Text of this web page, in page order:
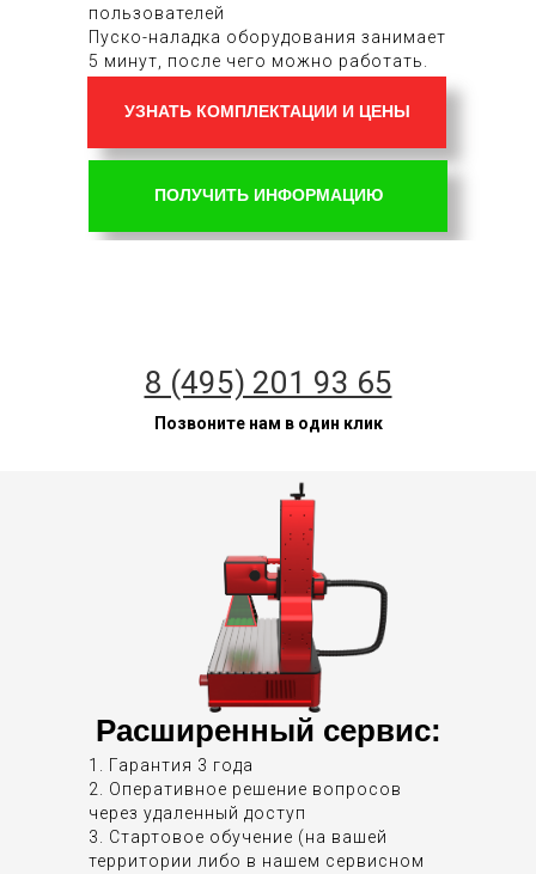
пользователей
Пуско-наладка оборудования занимает
5 минут, после чего можно работать.
УЗНАТЬ КОМПЛЕКТАЦИИ И ЦЕНЫ
ПОЛУЧИТЬ ИНФОРМАЦИЮ
8 (495) 201 93 65
Позвоните нам в один клик
1. Гарантия 3 года
2. Оперативное решение вопросов
через удаленный доступ
3. Стартовое обучение (на вашей
территории либо в нашем сервисном
Расширенный сервис: